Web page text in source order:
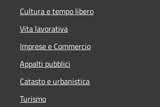
Cultura e tempo libero
Vita lavorativa
Imprese e Commercio
Appalti pubblici
Catasto e urbanistica
Turismo